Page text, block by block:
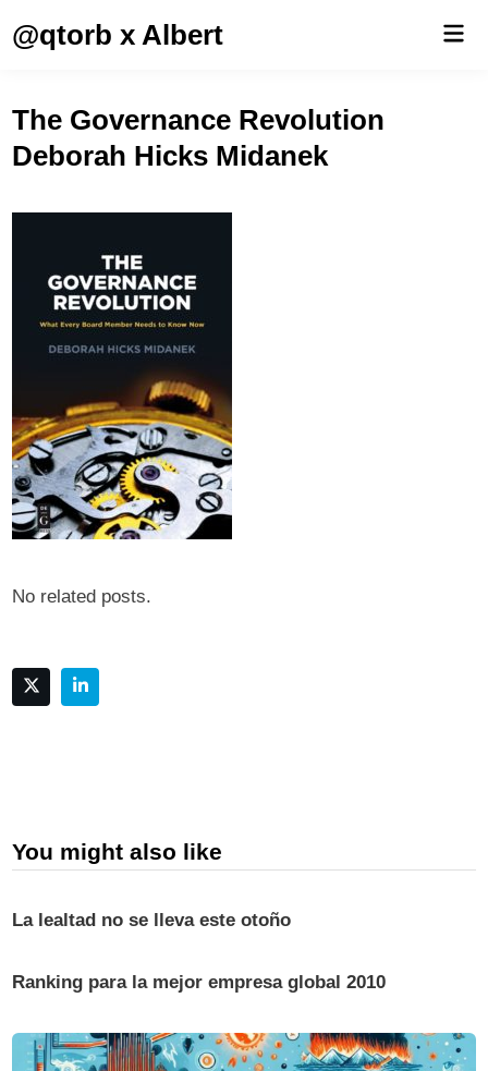
@qtorb x Albert
The Governance Revolution
Deborah Hicks Midanek
No related posts.
You might also like
La lealtad no se lleva este otoño
Ranking para la mejor empresa global 2010